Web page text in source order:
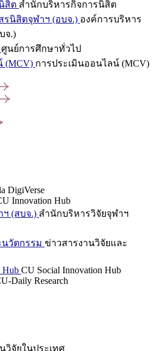
สิต สำนักบริหารกิจการนิสิต
รนิสิตจุฬาฯ (อบจ.) องค์การบริหาร
จ.)
ศูนย์การศึกษาทั่วไป
(MCV) การประเมินออนไลน์ (MCV)
DigiVerse
Innovation Hub
(สบจ.) สำนักบริหารวิจัยจุฬาฯ
วัตกรรม ข่าวสารงานวิจัยและ
Hub CU Social Innovation Hub
Daily Research
วิจัยในประเทศ